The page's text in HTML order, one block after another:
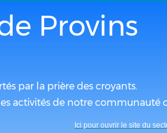
Provins
par la prière des croyants.
activités de notre communauté
Ici pour ouvrir le site du